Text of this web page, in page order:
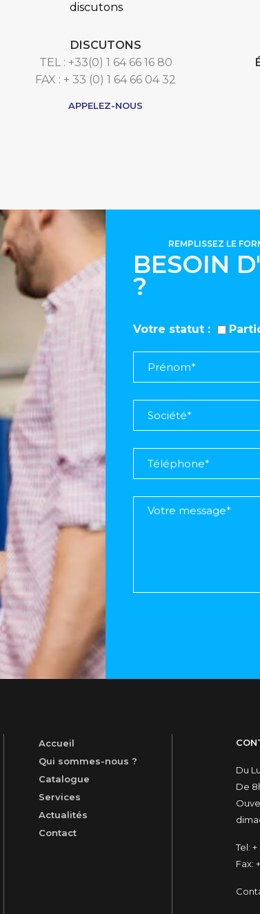
DISCUTONS
TEL : +33(0) 1 64 66 16 80
FAX : + 33 (0) 1 64 66 04 32
APPELEZ-NOUS
BESOIN
?
REMPLISSEZ LE
Votre statut
Accueil
Qui sommes-nous ?
Catalogue
Services
Actualités
Contact
Du
De
Tel: +
Fax: